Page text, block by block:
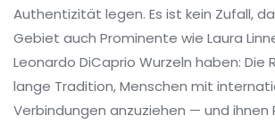
Authentizität legen. Es ist kein Zufall,
Gebiet auch Prominente wie Laura
Leonardo DiCaprio Wurzeln haben: Die
lange Tradition, Menschen mit
Verbindungen anzuziehen — und ihnen